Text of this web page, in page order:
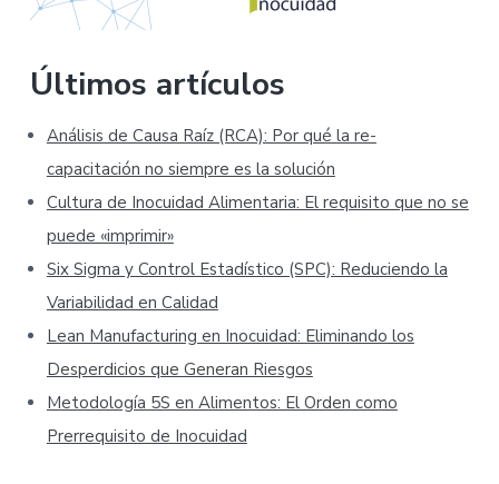
Últimos artículos
Análisis de Causa Raíz (RCA): Por qué la re-
capacitación no siempre es la solución
Cultura de Inocuidad Alimentaria: El requisito que no se
puede «imprimir»
Six Sigma y Control Estadístico (SPC): Reduciendo la
Variabilidad en Calidad
Lean Manufacturing en Inocuidad: Eliminando los
Desperdicios que Generan Riesgos
Metodología 5S en Alimentos: El Orden como
Prerrequisito de Inocuidad